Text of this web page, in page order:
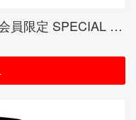
EMPiRE MiDORiKO ロイヤル会員限定 SPECIAL MODEL (受注生産品)